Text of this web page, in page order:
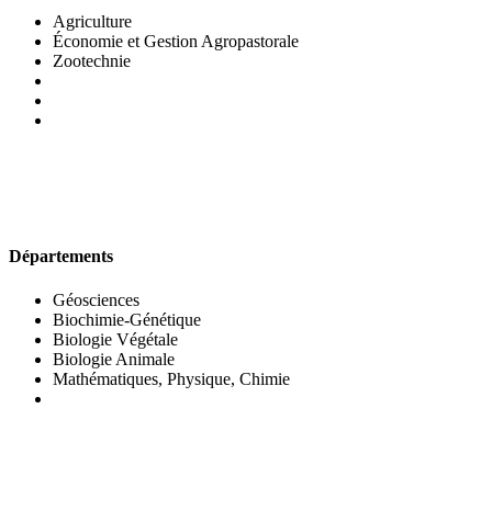
Agriculture
Économie et Gestion Agropastorale
Zootechnie
Départements
Géosciences
Biochimie-Génétique
Biologie Végétale
Biologie Animale
Mathématiques, Physique, Chimie